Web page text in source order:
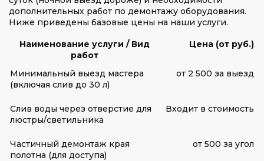
дополнительных работ по демонтажу оборудования.
Ниже приведены базовые цены на наши услуги.
Наименование услуги / Вид
работ
Цена (от руб.)
Минимальный выезд мастера
(включая слив до 30 л)
от 2 500 за выезд
Слив воды через отверстие для
люстры/светильника
Входит в стоимость
Частичный демонтаж края
полотна (для доступа)
от 500 за угол